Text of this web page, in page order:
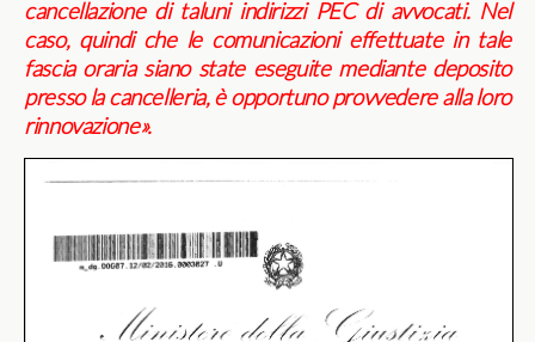
cancellazione di taluni indirizzi PEC di avvocati. Nel
caso, quindi che le comunicazioni effettuate in tale
fascia oraria siano state eseguite mediante deposito
presso la cancelleria, è opportuno provvedere alla loro
rinnovazione».